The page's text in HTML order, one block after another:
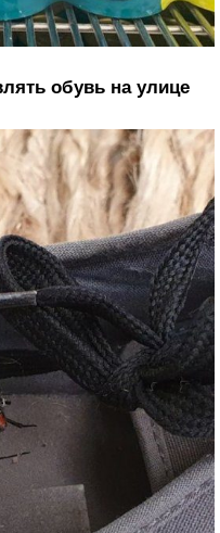
обувь на улице